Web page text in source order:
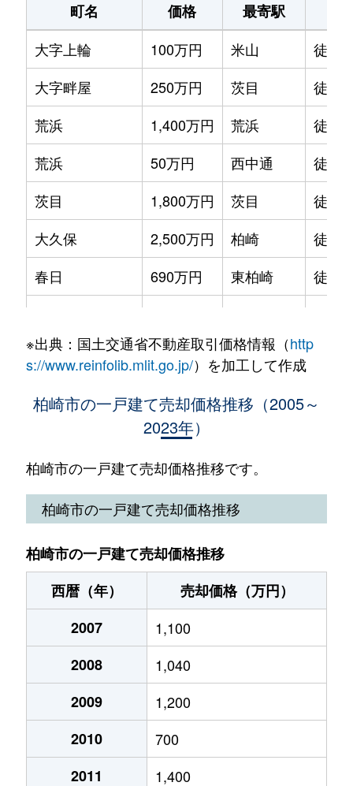
町名 価格 最寄駅
大字上輪
100万円 米山
徒歩
大字畔屋
250万円 茨目
徒歩
荒浜
1,400万円 荒浜
徒歩
荒浜
50万円 西中通
徒歩
茨目
1,800万円 茨目
徒歩
大久保
2,500万円 柏崎
徒歩
春日
690万円 東柏崎
徒歩
学校町
4,900万円 柏崎
徒歩
1万円
大字上田尻
470万円 茨目
大字上田尻
2,500万円 茨目
大字上田尻
300万円 茨目
徒歩
北園町
150万円 東柏崎
徒歩
剣野町
450万円
剣野町
750万円
※出典：国土交通省不動産取引価格情報（http
s://www.reinfolib.mlit.go.jp/）を加工して作成
柏崎市の一戸建て売却価格推移（2005～
2023年）
柏崎市の一戸建て売却価格推移です。
柏崎市の一戸建て売却価格推移
柏崎市の一戸建て売却価格推移
西暦（年）
売却価格（万円）
2007
1,100
2008
1,040
2009
1,200
2010
700
2011
1,400